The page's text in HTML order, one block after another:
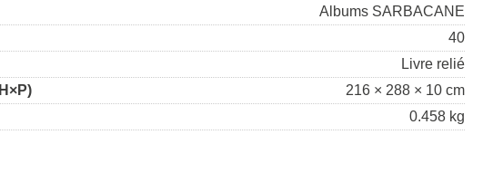
Albums SARBACANE
40
Livre relié
216 × 288 × 10 cm
0.458 kg